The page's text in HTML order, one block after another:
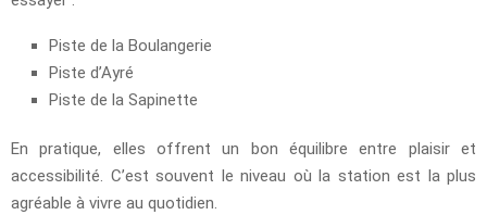
Piste de la Boulangerie
Piste d’Ayré
Piste de la Sapinette
En pratique, elles offrent un bon équilibre entre plaisir et
accessibilité. C’est souvent le niveau où la station est la plus
agréable à vivre au quotidien.